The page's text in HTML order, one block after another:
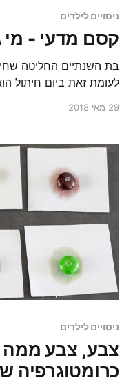
ניסויים לילדים
קסם מדעי - מי
בת השנתיים החליטה
לעומת זאת ביום חיתול
29 מאי 2018
ניסויים לילדים
צבע, צבע ממה
כרומטוגרפיה